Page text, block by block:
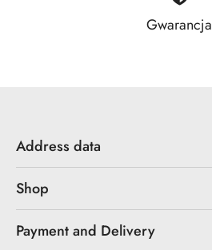
Gwarancja
Address data
Shop
Payment and Delivery